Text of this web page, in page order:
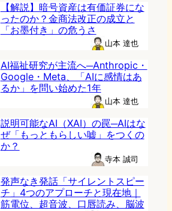
【解説】暗号資産は有価証券にな
ったのか？金商法改正の成立と
「お墨付き」の危うさ
山本 達也
AI福祉研究が主流へ─Anthropic・
Google・Meta、「AIに感情はあ
るか」を問い始めた1年
山本 達也
説明可能なAI（XAI）の罠─AIはな
ぜ「もっともらしい嘘」をつくの
か？
寺本 誠司
発声なき発話「サイレントスピー
チ」4つのアプローチと現在地｜
筋電位、超音波、口唇読み、脳波